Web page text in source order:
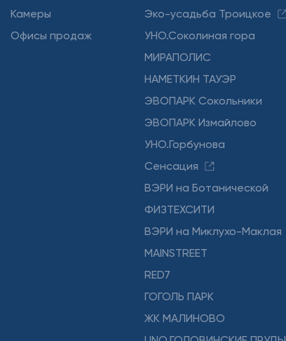
Камеры
Офисы продаж
Эко-усадьба Троицкое
УНО.Соколиная гора
МИРАПОЛИС
НАМЕТКИН ТАУЭР
ЭВОПАРК Сокольники
ЭВОПАРК Измайлово
УНО.Горбунова
Сенсация
ВЭРИ на Ботанической
ФИЗТЕХСИТИ
ВЭРИ на Миклухо-Маклая
MAINSTREET
RED7
ГОГОЛЬ ПАРК
ЖК МАЛИНОВО